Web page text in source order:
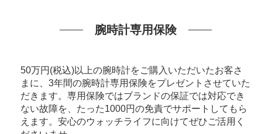
腕時計専用保険
50万円(税込)以上の腕時計をご購入いただいたお客さ
まに、3年間の腕時計専用保険をプレゼントさせていた
だきます。専用保険ではブランドの保証では対応でき
ない故障を、たった1000円の免責でサポートしてもら
えます。安心のウォッチライフに向けてぜひご活用く